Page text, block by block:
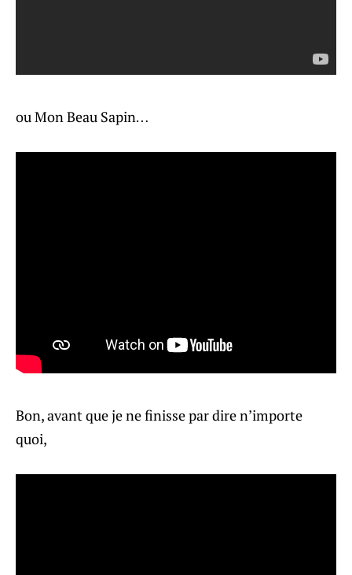
ou Mon Beau Sapin…
Bon, avant que je ne finisse par dire n’importe
quoi,